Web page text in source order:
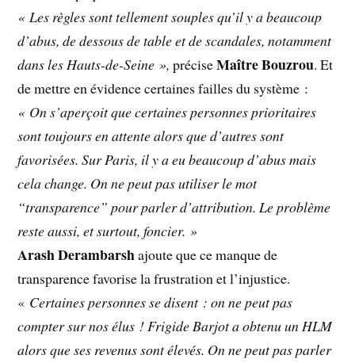
« Les règles sont tellement souples qu’il y a beaucoup
d’abus, de dessous de table et de scandales, notamment
dans les Hauts-de-Seine »,préciseMaître Bouzrou. Et
de mettre en évidence certaines failles du système :
« On s’aperçoit que certaines personnes prioritaires
sont toujours en attente alors que d’autres sont
favorisées. Sur Paris, il y a eu beaucoup d’abus mais
cela change. On ne peut pas utiliser le mot
“transparence” pour parler d’attribution. Le problème
reste aussi, et surtout, foncier. »
Arash Derambarshajoute que ce manque de
transparence favorise la frustration et l’injustice.
« Certaines personnes se disent : on ne peut pas
compter sur nos élus ! Frigide Barjot a obtenu un HLM
alors que ses revenus sont élevés. On ne peut pas parler